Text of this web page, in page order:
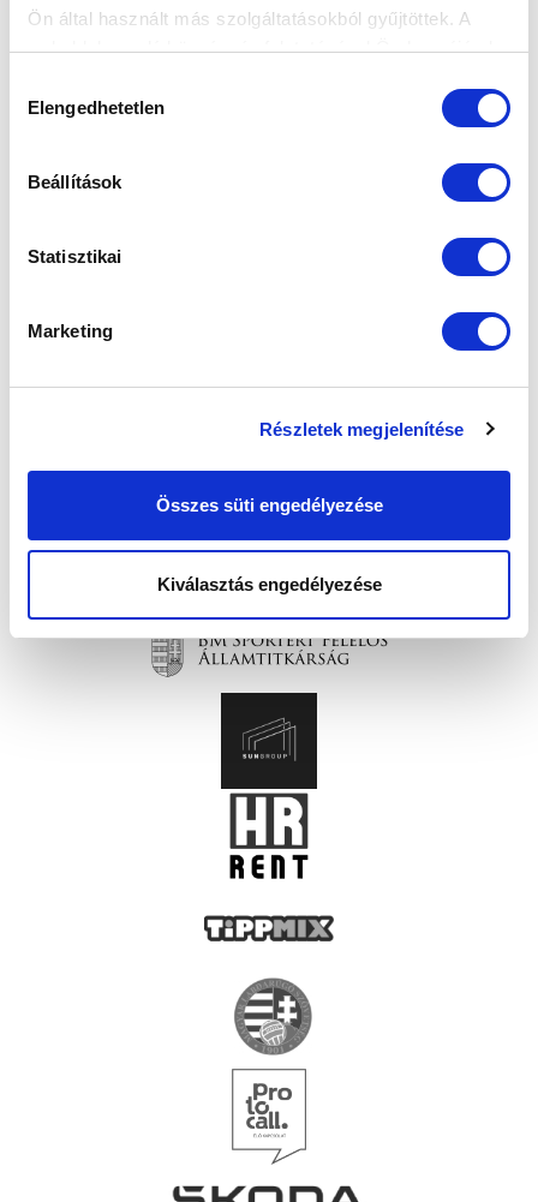
Ön által használt más szolgáltatásokból gyűjtöttek. A
weboldalon való böngészés folytatásával Ön hozzájárul a
kiválasztása
Elengedhetetlen
Beállítások
Statisztikai
Marketing
Részletek megjelenítése
Összes süti engedélyezése
Kiválasztás engedélyezése
SZPONZOROK